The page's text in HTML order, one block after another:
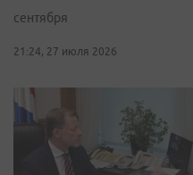
сентября
21:24, 27 июля 2026